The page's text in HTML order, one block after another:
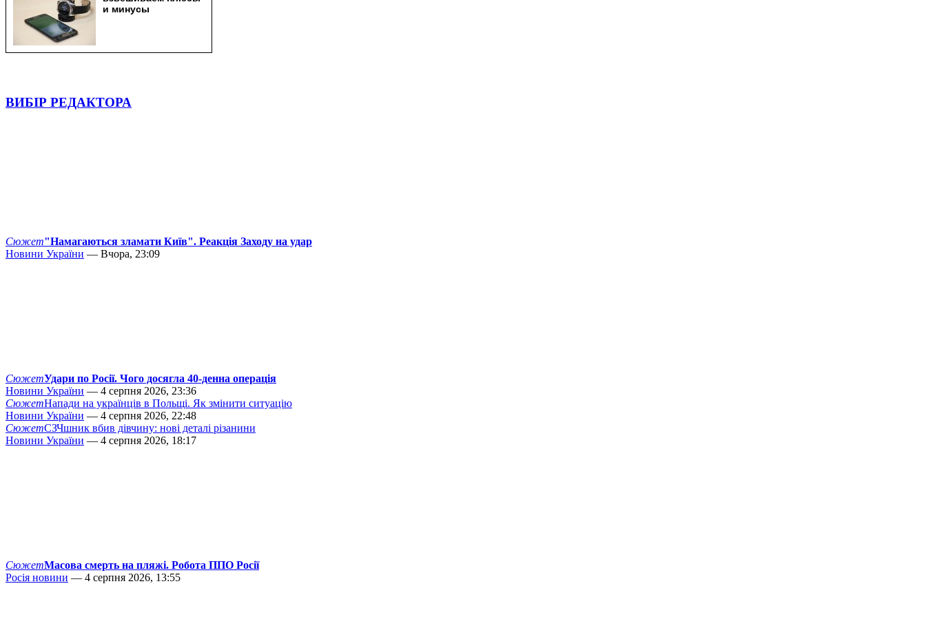
ВИБІР РЕДАКТОРА
Сюжет"Намагаються зламати Київ". Реакція Заходу на удар
Новини України — Вчора, 23:09
СюжетУдари по Росії. Чого досягла 40-денна операція
Новини України — 4 серпня 2026, 23:36
СюжетНапади на українців в Польщі. Як змінити ситуацію
Новини України — 4 серпня 2026, 22:48
СюжетСЗЧшник вбив дівчину: нові деталі різанини
Новини України — 4 серпня 2026, 18:17
СюжетМасова смерть на пляжі. Робота ППО Росії
Росія новини — 4 серпня 2026, 13:55